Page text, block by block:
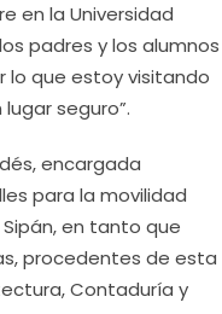
en la Universidad
padres y los alumnos
lo que estoy visitando
seguro”.
encargada
para la movilidad
en tanto que
procedentes de esta
Contaduría y